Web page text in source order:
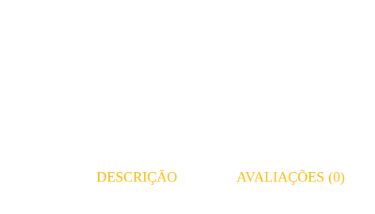
DESCRIÇÃO AVALIAÇÕES (0)